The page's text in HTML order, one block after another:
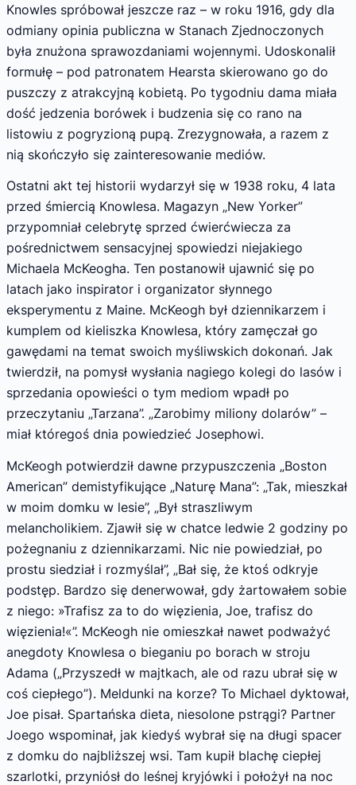
Knowles spróbo­wał jeszcze raz – w roku 1916, gdy dla
odmiany opinia publiczna w Stanach Zjednoczonych
była znużona sprawozdaniami wojennymi. Udoskonalił
formułę – pod patronatem Hearsta skierowano go do
puszczy z atrakcyjną kobietą. Po tygodniu dama miała
dość jedzenia borówek i budzenia się co rano na
listowiu z pogryzioną pupą. Zrezygnowała, a razem z
nią skończyło się zainteresowanie mediów.
Ostatni akt tej historii wydarzył się w 1938 roku, 4 lata
przed śmiercią Knowle­sa. Magazyn „New Yorker”
przypomniał celebrytę sprzed ćwierćwiecza za
pośrednictwem sensacyjnej spowiedzi niejakiego
Michaela McKeogha. Ten postanowił ujawnić się po
latach jako inspirator i organizator słynnego
eksperymentu z Maine. McKeogh był dzien­nikarzem i
kumplem od kieliszka Knowlesa, który zamęczał go
gawędami na temat swoich myśliwskich dokonań. Jak
twierdził, na pomysł wysłania nagiego kolegi do lasów i
sprzedania opowieści o tym mediom wpadł po
przeczyta­niu „Tarzana”. „Zarobimy miliony dolarów” –
miał któregoś dnia powiedzieć Josephowi.
McKeogh potwierdził dawne przypuszcze­nia „Boston
American” demistyfikujące „Na­turę Mana”: „Tak, mieszkał
w moim domku w lesie”, „Był straszliwym
melancholikiem. Zjawił się w chatce ledwie 2 godziny po
pożeg­naniu z dziennikarzami. Nic nie powiedział, po
prostu siedział i rozmyślał”, „Bał się, że ktoś odkryje
podstęp. Bardzo się denerwo­wał, gdy żartowałem sobie
z niego: »Trafisz za to do więzienia, Joe, trafisz do
więzienia!«”. McKeogh nie omieszkał nawet podważyć
aneg­doty Knowlesa o bieganiu po borach w stroju
Adama („Przyszedł w majtkach, ale od razu ubrał się w
coś ciepłego”). Meldunki na ko­rze? To Michael dyktował,
Joe pisał. Spartańska dieta, niesolone pstrągi? Partner
Joego wspo­minał, jak kiedyś wybrał się na długi spacer
z domku do najbliższej wsi. Tam kupił blachę ciepłej
szarlotki, przyniósł do leśnej kryjówki i położył na noc